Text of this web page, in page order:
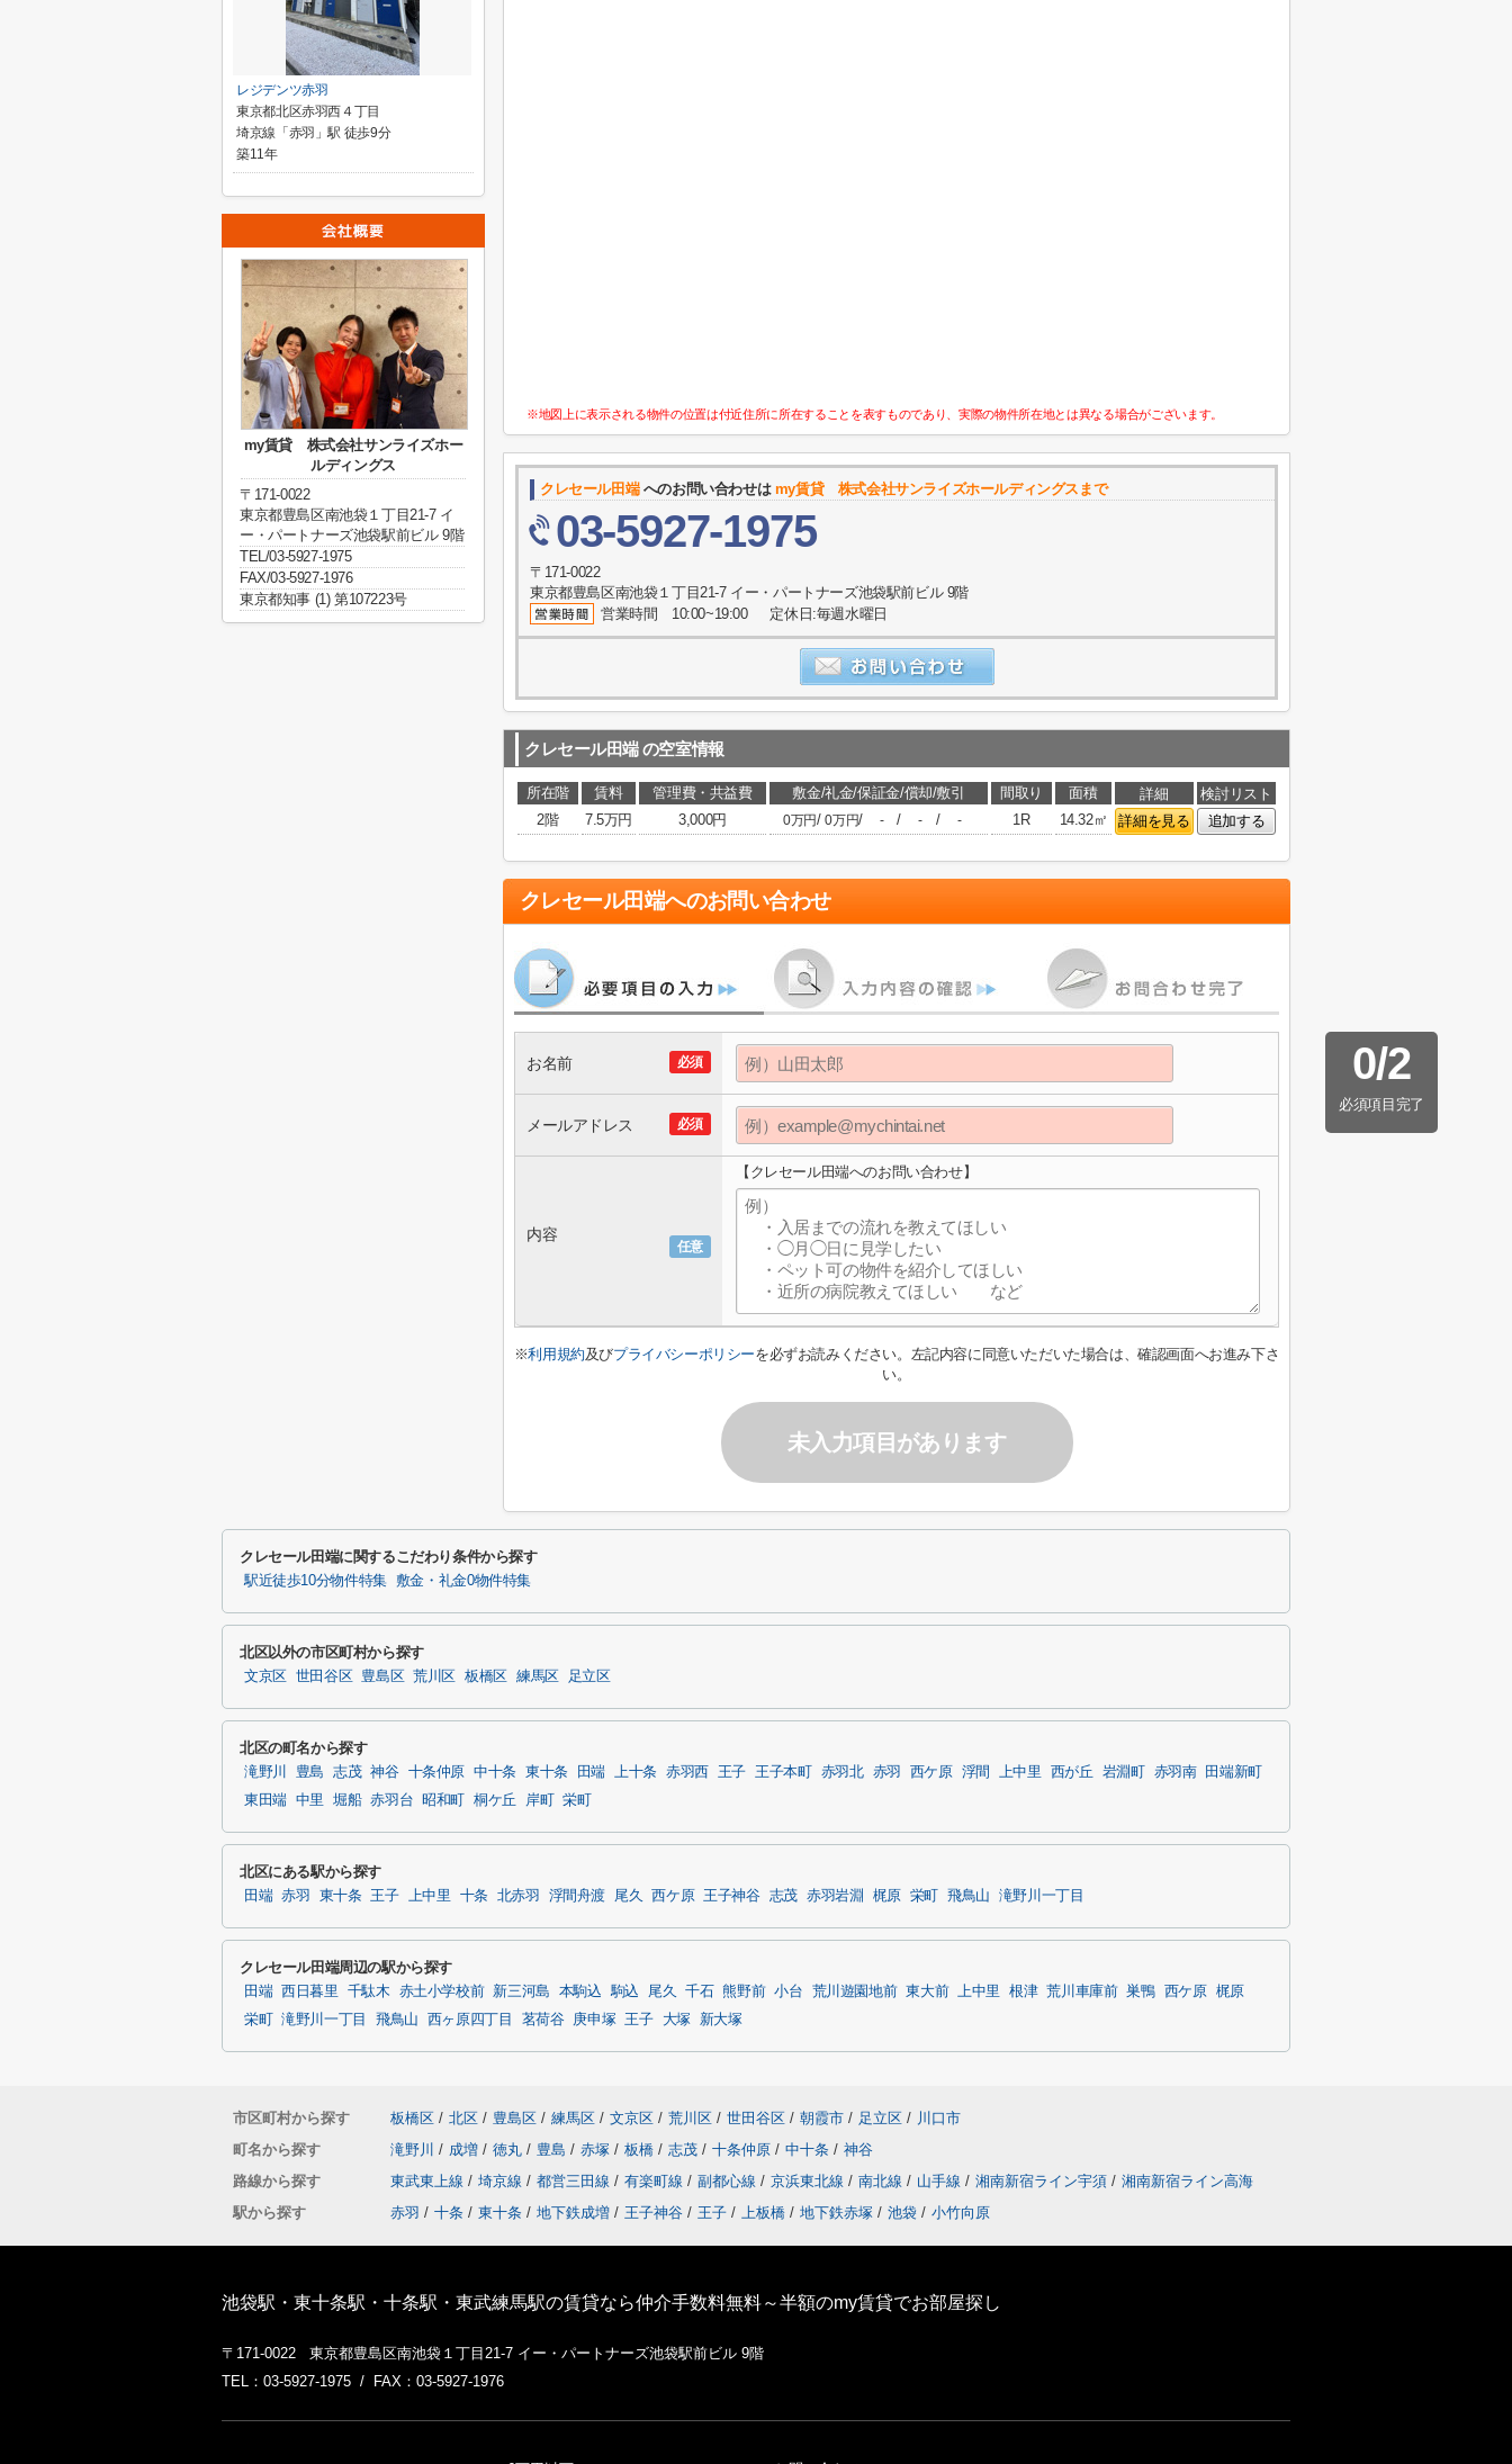
※地図上に表示される物件の位置は付近住所に所在することを表すものであり、実際の物件所在地とは異なる場合がございます。
クレセール田端へのお問い合わせは my賃貸 株式会社サンライズホールディングスまで
03-5927-1975
〒171-0022
東京都豊島区南池袋１丁目21-7 イー・パートナーズ池袋駅前ビル 9階
営業時間 10:00~19:00 定休日:毎週水曜日
クレセール田端の空室情報
所在階 賃料 管理費・共益費 敷金/礼金/保証金/償却/敷引 間取り 面積 詳細
検討リスト
2階
7.5万円 3,000円 0万円/0万円/ - / - / - 1R 14.32㎡ 詳細を見る 追加する
クレセール田端へのお問い合わせ
0/2
必須項目完了
必須
お名前
必須
メールアドレス
任意
内容
【クレセール田端へのお問い合わせ】
※利用規約及びプライバシーポリシーを必ずお読みください。左記内容に同意いただいた場合は、確認画面へお進み下さ
い。
未入力項目があります
レジデンツ赤羽
東京都北区赤羽西４丁目
埼京線「赤羽」駅 徒歩9分
築11年
my賃貸 株式会社サンライズホー
ルディングス
〒171-0022
東京都豊島区南池袋１丁目21-7 イ
ー・パートナーズ池袋駅前ビル 9階
TEL/03-5927-1975
FAX/03-5927-1976
東京都知事 (1) 第107223号
クレセール田端に関するこだわり条件から探す
駅近徒歩10分物件特集 敷金・礼金0物件特集
北区以外の市区町村から探す
文京区 世田谷区 豊島区 荒川区 板橋区 練馬区 足立区
北区の町名から探す
滝野川 豊島 志茂 神谷 十条仲原 中十条 東十条 田端 上十条 赤羽西 王子 王子本町 赤羽北 赤羽 西ケ原 浮間 上中里 西が丘 岩淵町 赤羽南
田端新町
東田端 中里 堀船 赤羽台 昭和町 桐ケ丘 岸町 栄町
北区にある駅から探す
田端 赤羽 東十条 王子 上中里 十条 北赤羽 浮間舟渡 尾久 西ケ原 王子神谷 志茂 赤羽岩淵 梶原 栄町 飛鳥山 滝野川一丁目
クレセール田端周辺の駅から探す
田端 西日暮里 千駄木 赤土小学校前 新三河島 本駒込 駒込 尾久 千石 熊野前 小台 荒川遊園地前 東大前 上中里 根津 荒川車庫前 巣鴨 西ケ原
梶原
栄町
滝野川一丁目 飛鳥山 西ヶ原四丁目 茗荷谷 庚申塚 王子 大塚 新大塚
市区町村から探す 板橋区 / 北区 / 豊島区 / 練馬区 / 文京区 / 荒川区 / 世田谷区 / 朝霞市 / 足立区 / 川口市
町名から探す
滝野川 / 成増 / 徳丸 / 豊島 / 赤塚 / 板橋 / 志茂 / 十条仲原 / 中十条 / 神谷
路線から探す
東武東上線 / 埼京線 / 都営三田線 / 有楽町線 / 副都心線 / 京浜東北線 / 南北線 / 山手線 / 湘南新宿ライン宇須 / 湘南新宿ライン高海
駅から探す
赤羽 / 十条 / 東十条 / 地下鉄成増 / 王子神谷 / 王子 / 上板橋 / 地下鉄赤塚 / 池袋 / 小竹向原
池袋駅・東十条駅・十条駅・東武練馬駅の賃貸なら仲介手数料無料～半額のmy賃貸でお部屋探し
〒171-0022 東京都豊島区南池袋１丁目21-7 イー・パートナーズ池袋駅前ビル 9階
TEL：03-5927-1975 / FAX：03-5927-1976